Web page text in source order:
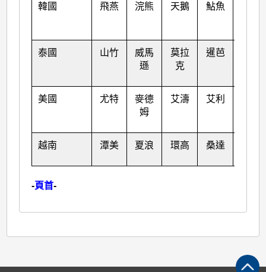
韓國 飛燕 浣熊 天鵝 鮎魚
泰國 山竹
威馬
遜
莫拉
克
暹芭
美國 尤特
麥德
姆
艾濤 艾利
越南 潭美 夏浪 環高 桑達
-頁首-